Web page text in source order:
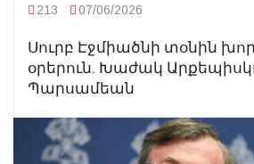
213 07/06/2026
Սուրբ Էջմիածնի տօնին
օրերուն. Խաժակ
Պարսամեան